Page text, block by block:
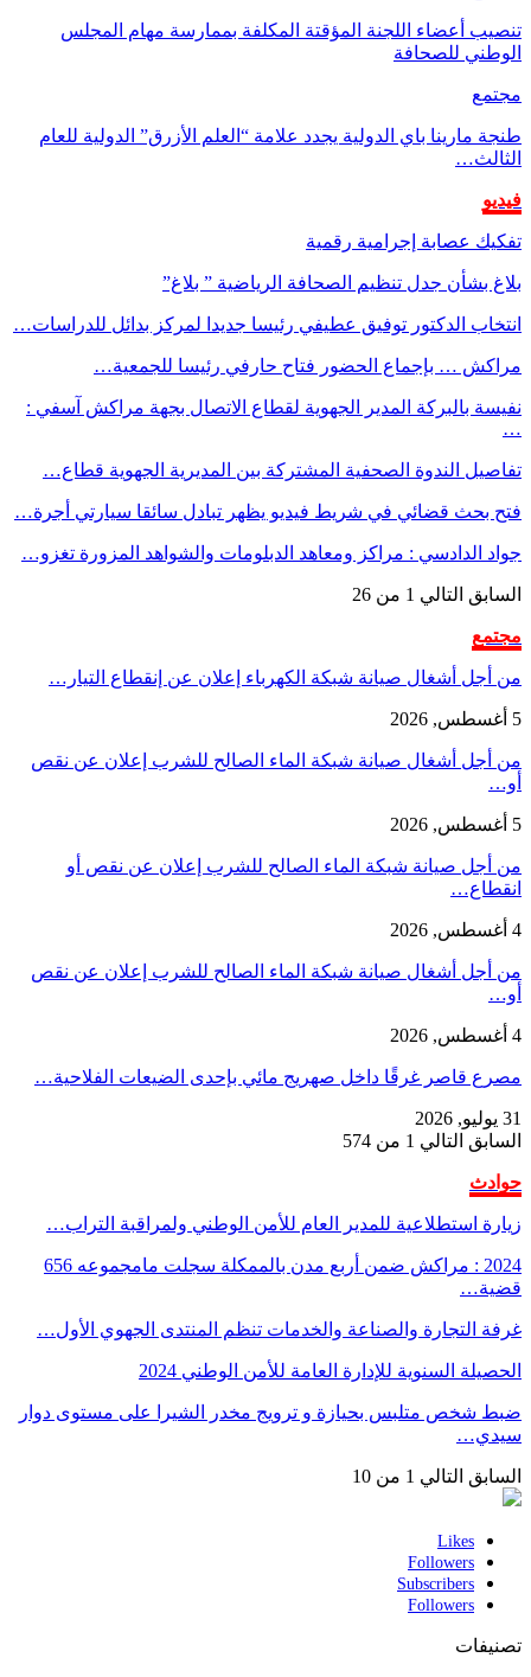
تنصيب أعضاء اللجنة المؤقتة المكلفة بممارسة مهام المجلس
الوطني للصحافة
مجتمع
طنجة مارينا باي الدولية يجدد علامة “العلم الأزرق” الدولية للعام
الثالث…
فيديو
تفكيك عصابة إجرامية رقمية
بلاغ بشأن جدل تنظيم الصحافة الرياضية ” بلاغ”
انتخاب الدكتور توفيق عطيفي رئيسا جديدا لمركز بدائل للدراسات…
مراكش … بإجماع الحضور فتاح حارفي رئيسا للجمعية…
نفيسة بالبركة المدير الجهوية لقطاع الاتصال بجهة مراكش آسفي :
…
تفاصيل الندوة الصحفية المشتركة بين المديرية الجهوية قطاع…
فتح بحث قضائي في شريط فيديو يظهر تبادل سائقا سيارتي أجرة…
جواد الدادسي : مراكز ومعاهد الدبلومات والشواهد المزورة تغزو…
السابق التالي 1 من 26
مجتمع
من أجل أشغال صيانة شبكة الكهرباء إعلان عن إنقطاع التيار…
5 أغسطس, 2026
من أجل أشغال صيانة شبكة الماء الصالح للشرب إعلان عن نقص
أو…
5 أغسطس, 2026
من أجل صيانة شبكة الماء الصالح للشرب إعلان عن نقص أو
انقطاع…
4 أغسطس, 2026
من أجل أشغال صيانة شبكة الماء الصالح للشرب إعلان عن نقص
أو…
4 أغسطس, 2026
مصرع قاصر غرقًا داخل صهريج مائي بإحدى الضيعات الفلاحية…
31 يوليو, 2026
السابق التالي 1 من 574
حوادث
زيارة استطلاعية للمدير العام للأمن الوطني ولمراقبة التراب…
2024 : مراكش ضمن أربع مدن بالممكلة سجلت مامجموعه 656
قضية…
غرفة التجارة والصناعة والخدمات تنظم المنتدى الجهوي الأول…
الحصيلة السنوية للإدارة العامة للأمن الوطني 2024
ضبط شخص متلبس بحيازة و ترويج مخدر الشيرا على مستوى دوار
سيدي…
السابق التالي 1 من 10
Likes
Followers
Subscribers
Followers
تصنيفات